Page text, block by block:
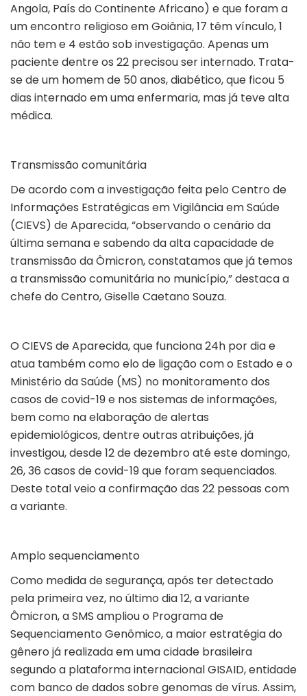
Angola, País do Continente Africano) e que foram a
um encontro religioso em Goiânia, 17 têm vínculo, 1
não tem e 4 estão sob investigação. Apenas um
paciente dentre os 22 precisou ser internado. Trata-
se de um homem de 50 anos, diabético, que ficou 5
dias internado em uma enfermaria, mas já teve alta
médica.
Transmissão comunitária
De acordo com a investigação feita pelo Centro de
Informações Estratégicas em Vigilância em Saúde
(CIEVS) de Aparecida, “observando o cenário da
última semana e sabendo da alta capacidade de
transmissão da Ômicron, constatamos que já temos
a transmissão comunitária no município,” destaca a
chefe do Centro, Giselle Caetano Souza.
O CIEVS de Aparecida, que funciona 24h por dia e
atua também como elo de ligação com o Estado e o
Ministério da Saúde (MS) no monitoramento dos
casos de covid-19 e nos sistemas de informações,
bem como na elaboração de alertas
epidemiológicos, dentre outras atribuições, já
investigou, desde 12 de dezembro até este domingo,
26, 36 casos de covid-19 que foram sequenciados.
Deste total veio a confirmação das 22 pessoas com
a variante.
Amplo sequenciamento
Como medida de segurança, após ter detectado
pela primeira vez, no último dia 12, a variante
Ômicron, a SMS ampliou o Programa de
Sequenciamento Genômico, a maior estratégia do
gênero já realizada em uma cidade brasileira
segundo a plataforma internacional GISAID, entidade
com banco de dados sobre genomas de vírus. Assim,